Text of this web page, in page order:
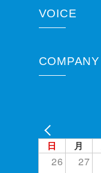
VOICE
COMPANY
日 月
26 27